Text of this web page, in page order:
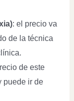
: el precio va
de la técnica
de este
puede ir de